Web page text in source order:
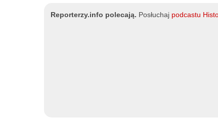
Reporterzy.info polecają. Posłuchaj podcastu